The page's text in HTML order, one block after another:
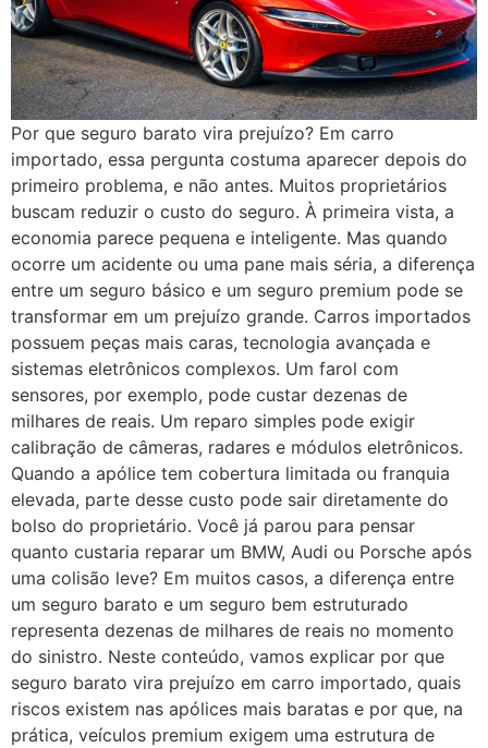
Por que seguro barato vira prejuízo? Em carro
importado, essa pergunta costuma aparecer depois do
primeiro problema, e não antes. Muitos proprietários
buscam reduzir o custo do seguro. À primeira vista, a
economia parece pequena e inteligente. Mas quando
ocorre um acidente ou uma pane mais séria, a diferença
entre um seguro básico e um seguro premium pode se
transformar em um prejuízo grande. Carros importados
possuem peças mais caras, tecnologia avançada e
sistemas eletrônicos complexos. Um farol com
sensores, por exemplo, pode custar dezenas de
milhares de reais. Um reparo simples pode exigir
calibração de câmeras, radares e módulos eletrônicos.
Quando a apólice tem cobertura limitada ou franquia
elevada, parte desse custo pode sair diretamente do
bolso do proprietário. Você já parou para pensar
quanto custaria reparar um BMW, Audi ou Porsche após
uma colisão leve? Em muitos casos, a diferença entre
um seguro barato e um seguro bem estruturado
representa dezenas de milhares de reais no momento
do sinistro. Neste conteúdo, vamos explicar por que
seguro barato vira prejuízo em carro importado, quais
riscos existem nas apólices mais baratas e por que, na
prática, veículos premium exigem uma estrutura de